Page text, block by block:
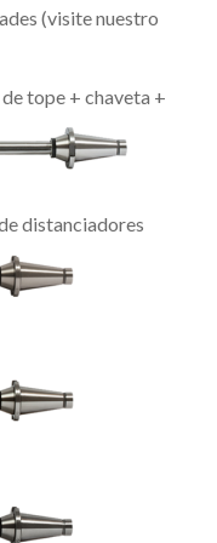
(visite nuestro
tope + chaveta +
distanciadores